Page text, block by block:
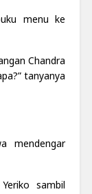
menu ke
Chandra
tanyanya
mendengar
sambil